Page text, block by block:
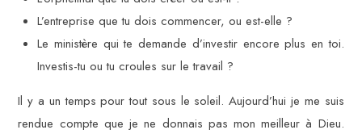
L’entreprise que tu dois commencer, ou est-elle ?
Le ministère qui te demande d’investir encore plus en toi.
Investis-tu ou tu croules sur le travail ?
Il y a un temps pour tout sous le soleil. Aujourd’hui je me suis
rendue compte que je ne donnais pas mon meilleur à Dieu.